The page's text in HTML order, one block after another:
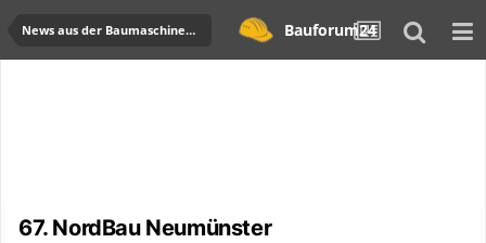
News aus der Baumaschinen Industrie Bauforum24
67. NordBau Neumünster